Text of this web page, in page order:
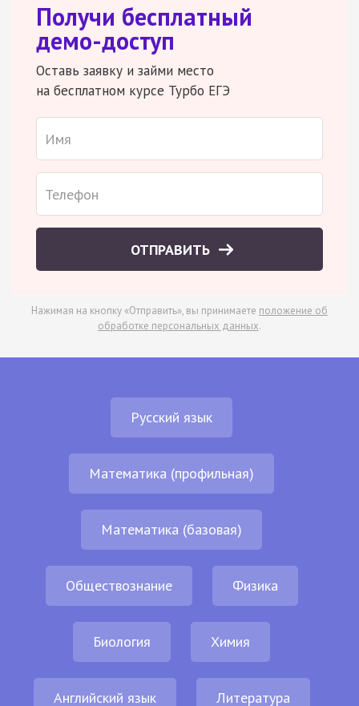
Получи бесплатный
демо-доступ
Оставь заявку и займи место
на бесплатном курсе Турбо ЕГЭ
ОТПРАВИТЬ
Нажимая на кнопку «Отправить», вы принимаете положение об
обработке персональных данных.
Русский язык
Математика (профильная)
Математика (базовая)
Обществознание Физика
Биология Химия
Английский язык Литература